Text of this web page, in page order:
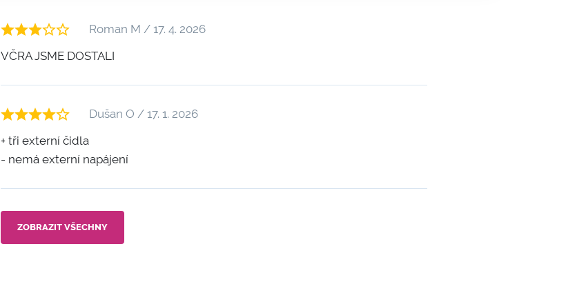
Roman M / 17. 4. 2026
VČRA JSME DOSTALI
Dušan O / 17. 1. 2026
+ tři externí čidla
- nemá externí napájení
ZOBRAZIT VŠECHNY